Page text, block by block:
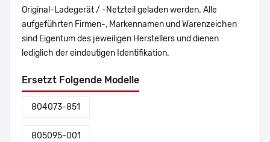
Original-Ladegerät / -Netzteil geladen werden. Alle
aufgeführten Firmen-, Markennamen und Warenzeichen
sind Eigentum des jeweiligen Herstellers und dienen
lediglich der eindeutigen Identifikation.
Ersetzt Folgende Modelle
804073-851
805095-001